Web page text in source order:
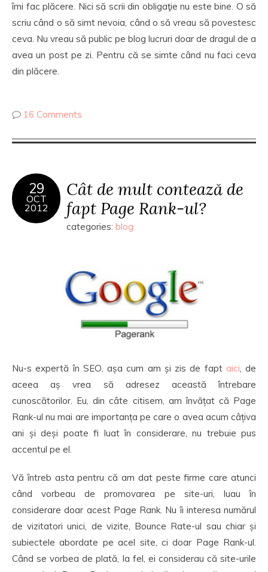
îmi fac plăcere. Nici să scrii din obligaţie nu este bine. O să
scriu când o să simt nevoia, când o să vreau să povestesc
ceva. Nu vreau să public pe blog lucruri doar de dragul de a
avea un post pe zi. Pentru că se simte când nu faci ceva
din plăcere.
16 Comments
29
OCT
2012
Cât de mult contează de
fapt Page Rank-ul?
categories: blog
Nu-s expertă în SEO, așa cum am și zis de fapt aici , de
aceea aș vrea să adresez această întrebare
cunoscătorilor. Eu, din câte citisem, am învățat că Page
Rank-ul nu mai are importanța pe care o avea acum câțiva
ani și deși poate fi luat în considerare, nu trebuie pus
accentul pe el.
Vă întreb asta pentru că am dat peste firme care atunci
când vorbeau de promovarea pe site-uri, luau în
considerare doar acest Page Rank. Nu îi interesa numărul
de vizitatori unici, de vizite, Bounce Rate-ul sau chiar și
subiectele abordate pe acel site, ci doar Page Rank-ul.
Când se vorbea de plată, la fel, ei considerau că site-urile